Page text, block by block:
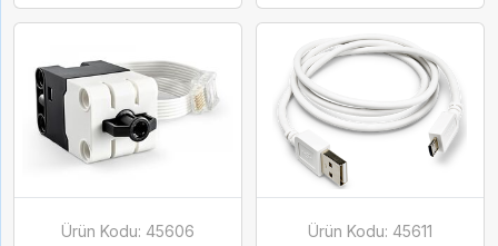
Ürün Kodu: 45606 Ürün Kodu: 45611